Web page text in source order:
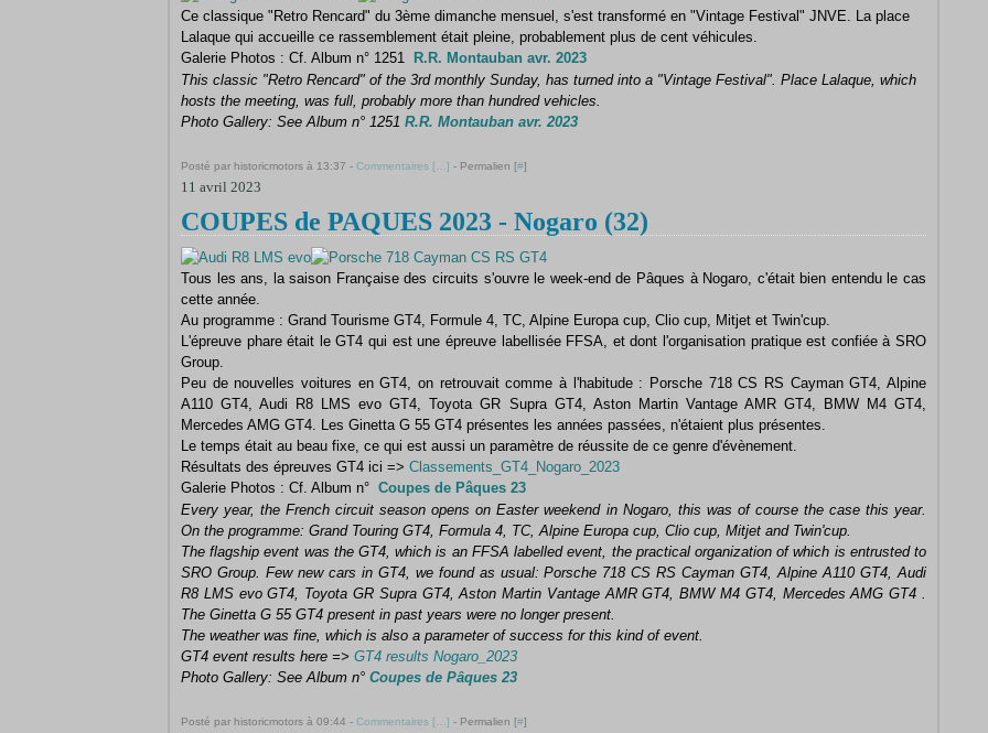
Ce classique "Retro Rencard" du 3ème dimanche mensuel, s'est transformé en "Vintage Festival" JNVE. La place
Lalaque qui accueille ce rassemblement était pleine, probablement plus de cent véhicules.
Galerie Photos : Cf. Album n° 1251
R.R. Montauban avr. 2023
This classic "Retro Rencard" of the 3rd monthly Sunday, has turned into a "Vintage Festival". Place Lalaque, which
hosts the meeting, was full, probably more than hundred vehicles.
Photo Gallery: See Album n° 1251 R.R. Montauban avr. 2023
Posté par historicmotors à 13:37 - Commentaires [ ] - Permalien [#]
11 avril 2023
COUPES de PAQUES 2023 - Nogaro (32)
Tous les ans, la saison Française des circuits s'ouvre le week-end de Pâques à Nogaro, c'était bien entendu le cas
cette année.
Au programme : Grand Tourisme GT4, Formule 4, TC, Alpine Europa cup, Clio cup, Mitjet et Twin'cup.
L'épreuve phare était le GT4 qui est une épreuve labellisée FFSA, et dont l'organisation pratique est confiée à SRO
Group.
Peu de nouvelles voitures en GT4, on retrouvait comme à l'habitude : Porsche 718 CS RS Cayman GT4, Alpine
A110 GT4, Audi R8 LMS evo GT4, Toyota GR Supra GT4, Aston Martin Vantage AMR GT4, BMW M4 GT4,
Mercedes AMG GT4. Les Ginetta G 55 GT4 présentes les années passées, n'étaient plus présentes.
Le temps était au beau fixe, ce qui est aussi un paramètre de réussite de ce genre d'évènement.
Résultats des épreuves GT4 ici => Classements_GT4_Nogaro_2023
Galerie Photos : Cf. Album n° Coupes de Pâques 23
Every year, the French circuit season opens on Easter weekend in Nogaro, this was of course the case this year.
On the programme: Grand Touring GT4, Formula 4, TC, Alpine Europa cup, Clio cup, Mitjet and Twin'cup.
The flagship event was the GT4, which is an FFSA labelled event, the practical organization of which is entrusted to
SRO Group. Few new cars in GT4, we found as usual: Porsche 718 CS RS Cayman GT4, Alpine A110 GT4, Audi
R8 LMS evo GT4, Toyota GR Supra GT4, Aston Martin Vantage AMR GT4, BMW M4 GT4, Mercedes AMG GT4 .
The Ginetta G 55 GT4 present in past years were no longer present.
The weather was fine, which is also a parameter of success for this kind of event.
GT4 event results here => GT4 results Nogaro_2023
Photo Gallery: See Album n° Coupes de Pâques 23
Posté par historicmotors à 09:44 - Commentaires [ ] - Permalien [#]